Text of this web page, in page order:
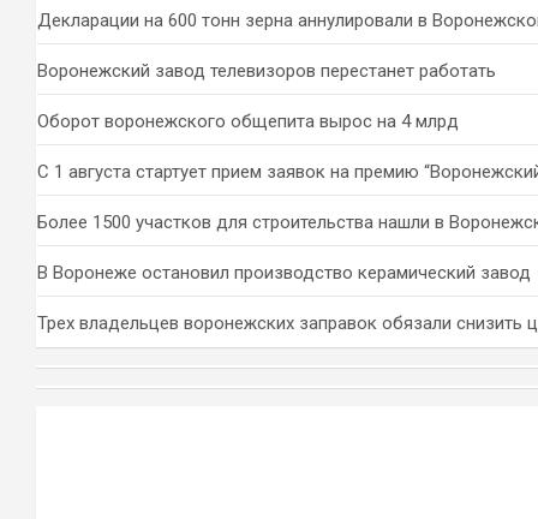
Декларации на 600 тонн зерна аннулировали в
Воронежский завод телевизоров перестанет работать
Оборот воронежского общепита вырос на 4 млрд
С 1 августа стартует прием заявок на премию
Более 1500 участков для строительства нашли в
В Воронеже остановил производство керамический завод
Трех владельцев воронежских заправок обязали снизить